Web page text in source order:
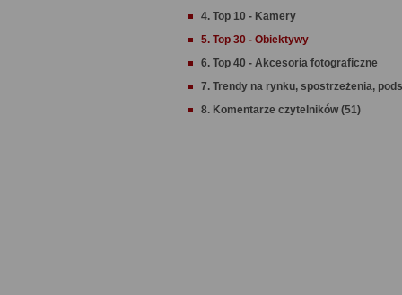
4. Top 10 - Kamery
5. Top 30 - Obiektywy
6. Top 40 - Akcesoria fotograficzne
7. Trendy na rynku, spostrzeżenia,
8. Komentarze czytelników (51)